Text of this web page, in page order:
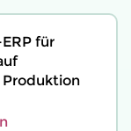
für